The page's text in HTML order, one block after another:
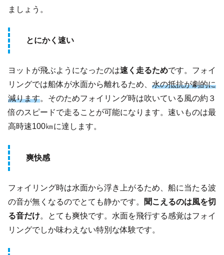
ましょう。
とにかく速い
ヨットが飛ぶようになったのは速く走るためです。フォイ
リングでは船体が水面から離れるため、 水の抵抗が劇的に
減ります。そのためフォイリング時は吹いている風の約３
倍のスピードで走ることが可能になります。速いものは最
高時速100㎞に達します。
爽快感
フォイリング時は水面から浮き上がるため、船に当たる波
の音が無くなるのでとても静かです。
聞こえるのは風を切
る音だけ。とても爽快です。水面を飛行する感覚はフォイ
リングでしか味わえない特別な体験です。